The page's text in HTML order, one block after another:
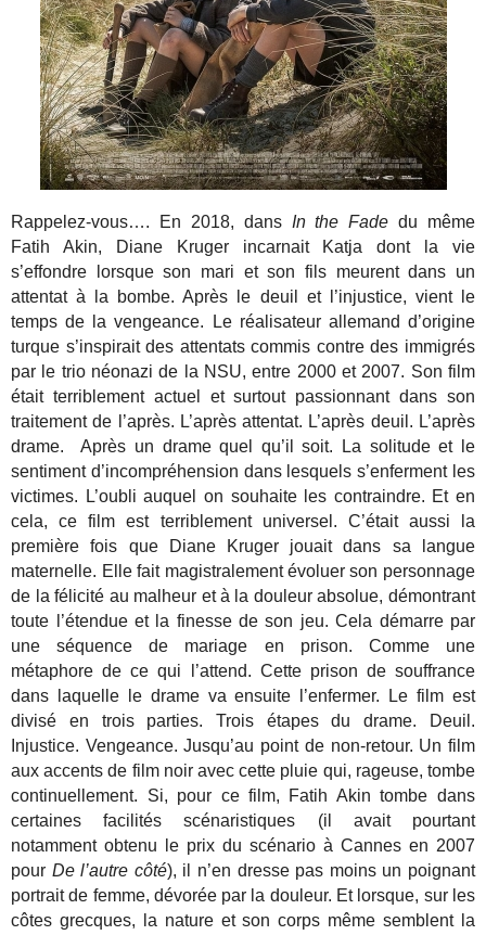
Rappelez-vous…. En 2018, dans In the Fade du même
Fatih Akin, Diane Kruger incarnait Katja dont la vie
s’effondre lorsque son mari et son fils meurent dans un
attentat à la bombe. Après le deuil et l’injustice, vient le
temps de la vengeance. Le réalisateur allemand d’origine
turque s’inspirait des attentats commis contre des immigrés
par le trio néonazi de la NSU, entre 2000 et 2007. Son film
était terriblement actuel et surtout passionnant dans son
traitement de l’après. L’après attentat. L’après deuil. L’après
drame. Après un drame quel qu’il soit. La solitude et le
sentiment d’incompréhension dans lesquels s’enferment les
victimes. L’oubli auquel on souhaite les contraindre. Et en
cela, ce film est terriblement universel. C’était aussi la
première fois que Diane Kruger jouait dans sa langue
maternelle. Elle fait magistralement évoluer son personnage
de la félicité au malheur et à la douleur absolue, démontrant
toute l’étendue et la finesse de son jeu. Cela démarre par
une séquence de mariage en prison. Comme une
métaphore de ce qui l’attend. Cette prison de souffrance
dans laquelle le drame va ensuite l’enfermer. Le film est
divisé en trois parties. Trois étapes du drame. Deuil.
Injustice. Vengeance. Jusqu’au point de non-retour. Un film
aux accents de film noir avec cette pluie qui, rageuse, tombe
continuellement. Si, pour ce film, Fatih Akin tombe dans
certaines facilités scénaristiques (il avait pourtant
notamment obtenu le prix du scénario à Cannes en 2007
pour De l’autre côté), il n’en dresse pas moins un poignant
portrait de femme, dévorée par la douleur. Et lorsque, sur les
côtes grecques, la nature et son corps même semblent la